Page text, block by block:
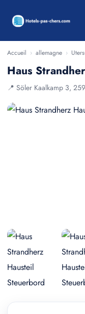
Accueil › allemagne ›
Haus
📍 Söler Kaalkamp 3,